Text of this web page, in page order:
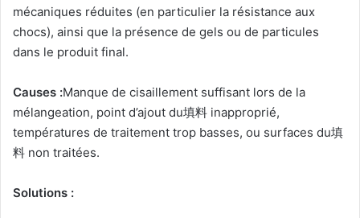
mécaniques réduites (en particulier la résistance aux
chocs), ainsi que la présence de gels ou de particules
dans le produit final.
Causes :Manque de cisaillement suffisant lors de la
mélangeation, point d’ajout du填料 inapproprié,
températures de traitement trop basses, ou surfaces du填
料 non traitées.
Solutions :